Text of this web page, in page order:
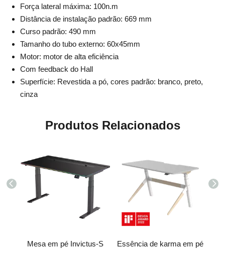
Força lateral máxima: 100n.m
Distância de instalação padrão: 669 mm
Curso padrão: 490 mm
Tamanho do tubo externo: 60x45mm
Motor: motor de alta eficiência
Com feedback do Hall
Superfície: Revestida a pó, cores padrão: branco, preto,
cinza
Produtos Relacionados
Mesa em pé Invictus-S Essência de karma em pé